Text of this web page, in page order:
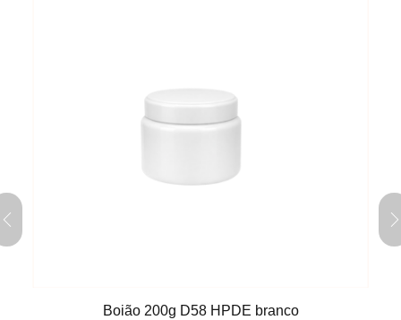
Boião 200g D58 HPDE branco